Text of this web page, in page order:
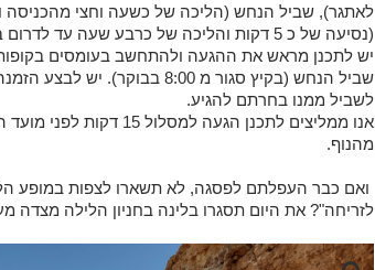
לאתגר), שביל הנחש (הליכה של כשעה וחצי מהכניסה
(נסיעה של כ 5 דקות והליכה של כרבע שעה עד לדרום במת ההר – תחילת האתגר.
יש לתכנן מראש את ההגעה ולהתחשב בעומסים
שביל הנחש (בקיץ סגור מ 8:00
לשביל ממנו בחרתם להגיע.
אנו ממליצים לתכנן הגעה
מהנוף.
ואם כבר העפלתם לפסגה, לא תשארו לצפות במופע
לזריחה"? את היום תסגרו בלינה בחניון הלילה מצדה